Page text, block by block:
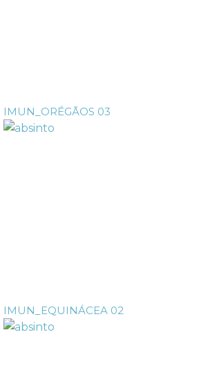
IMUN_ORÉGÃOS 03
IMUN_EQUINÁCEA 02